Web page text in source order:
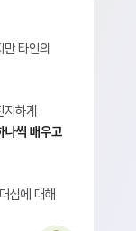
만 타인의
지하게
나씩 배우고
십에 대해